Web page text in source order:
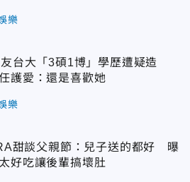
樂
台大「3碩1博」學歷遭疑造
護愛：還是喜歡她
樂
甜談父親節：兒子送的都好 曝
好吃讓後輩搞壞肚